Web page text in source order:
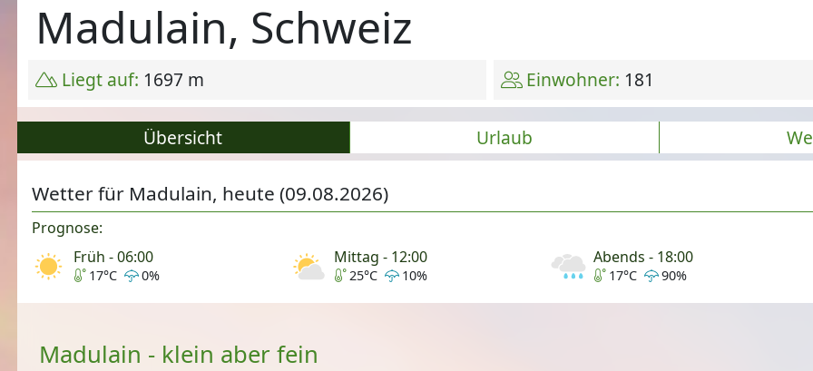
Madulain, Schweiz
Liegt auf: 1697 m Einwohner: 181
Übersicht Urlaub
Wetter für Madulain, heute (09.08.2026)
Prognose:
Früh - 06:00
17°C 0%
Mittag - 12:00
25°C 10%
Abends - 18:00
17°C 90%
Madulain - klein aber fein